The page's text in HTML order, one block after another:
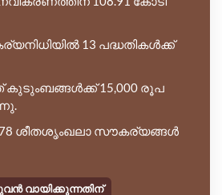
13 പദ്ധതികൾക്ക്
15,000 രൂപ
ശീതശൃംഖലാ സൗകര്യങ്ങൾ
വായിക്കുന്നതിന്